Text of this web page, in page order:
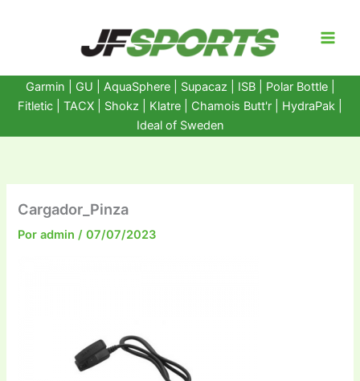
Garmin GU AquaSphere| Supacaz | ISB | Polar Bottle|
Fitletic
TACX Shokz Klatre Chamois Butt'r HydraPak
Ideal of Sweden
Cargador_Pinza
Poradmin/07/07/2023